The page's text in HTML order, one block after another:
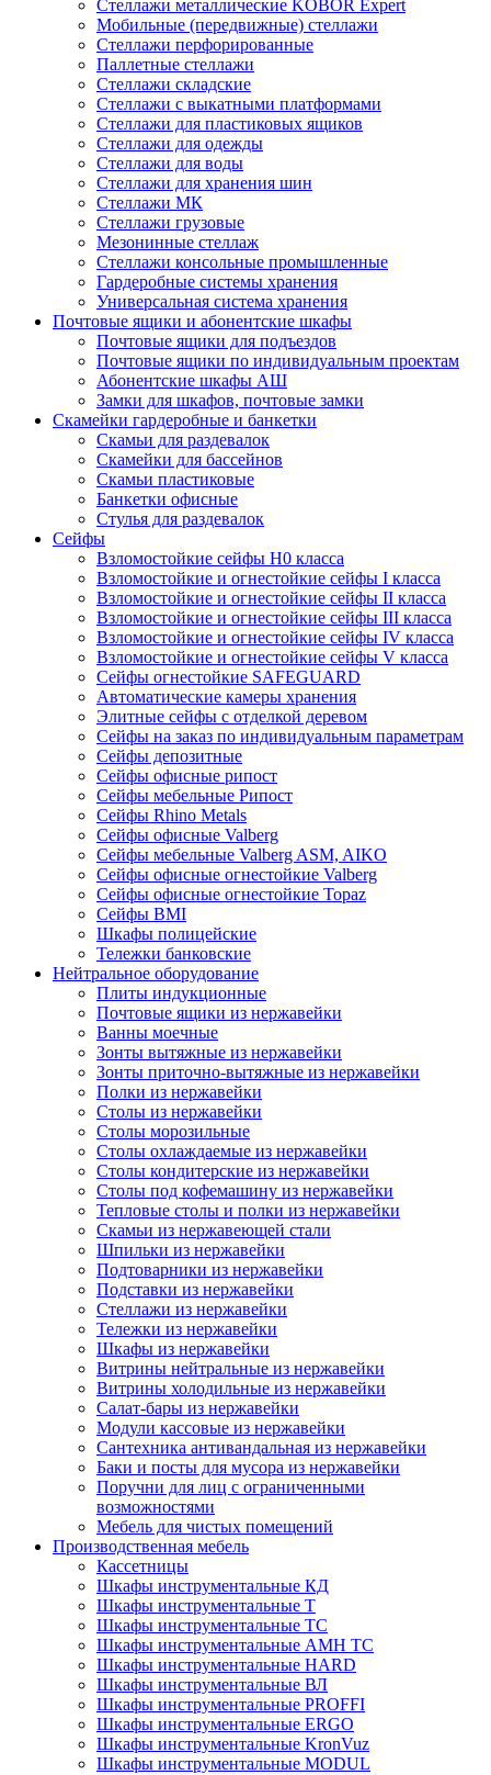
Стеллажи металлические KOBOR Expert
Мобильные (передвижные) стеллажи
Стеллажи перфорированные
Паллетные стеллажи
Стеллажи складские
Стеллажи с выкатными платформами
Стеллажи для пластиковых ящиков
Стеллажи для одежды
Стеллажи для воды
Стеллажи для хранения шин
Стеллажи МК
Стеллажи грузовые
Мезонинные стеллаж
Стеллажи консольные промышленные
Гардеробные системы хранения
Универсальная система хранения
Почтовые ящики и абонентские шкафы
Почтовые ящики для подъездов
Почтовые ящики по индивидуальным проектам
Абонентские шкафы АШ
Замки для шкафов, почтовые замки
Скамейки гардеробные и банкетки
Скамьи для раздевалок
Скамейки для бассейнов
Скамьи пластиковые
Банкетки офисные
Стулья для раздевалок
Сейфы
Взломостойкие сейфы H0 класса
Взломостойкие и огнестойкие сейфы I класса
Взломостойкие и огнестойкие сейфы II класса
Взломостойкие и огнестойкие сейфы III класса
Взломостойкие и огнестойкие сейфы IV класса
Взломостойкие и огнестойкие сейфы V класса
Сейфы огнестойкие SAFEGUARD
Автоматические камеры хранения
Элитные сейфы с отделкой деревом
Сейфы на заказ по индивидуальным параметрам
Сейфы депозитные
Сейфы офисные рипост
Сейфы мебельные Рипост
Сейфы Rhino Metals
Сейфы офисные Valberg
Сейфы мебельные Valberg ASM, AIKO
Сейфы офисные огнестойкие Valberg
Сейфы офисные огнестойкие Topaz
Сейфы ВМI
Шкафы полицейские
Тележки банковские
Нейтральное оборудование
Плиты индукционные
Почтовые ящики из нержавейки
Ванны моечные
Зонты вытяжные из нержавейки
Зонты приточно-вытяжные из нержавейки
Полки из нержавейки
Столы из нержавейки
Столы морозильные
Столы охлаждаемые из нержавейки
Столы кондитерские из нержавейки
Столы под кофемашину из нержавейки
Тепловые столы и полки из нержавейки
Скамьи из нержавеющей стали
Шпильки из нержавейки
Подтоварники из нержавейки
Подставки из нержавейки
Стеллажи из нержавейки
Тележки из нержавейки
Шкафы из нержавейки
Витрины нейтральные из нержавейки
Витрины холодильные из нержавейки
Салат-бары из нержавейки
Модули кассовые из нержавейки
Сантехника антивандальная из нержавейки
Баки и посты для мусора из нержавейки
Поручни для лиц с ограниченными
возможностями
Мебель для чистых помещений
Производственная мебель
Кассетницы
Шкафы инструментальные КД
Шкафы инструментальные Т
Шкафы инструментальные ТС
Шкафы инструментальные AMH TC
Шкафы инструментальные HARD
Шкафы инструментальные ВЛ
Шкафы инструментальные PROFFI
Шкафы инструментальные ERGO
Шкафы инструментальные KronVuz
Шкафы инструментальные MODUL